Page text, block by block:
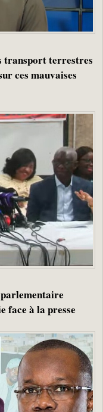
transport terrestres
ces mauvaises
face à la presse